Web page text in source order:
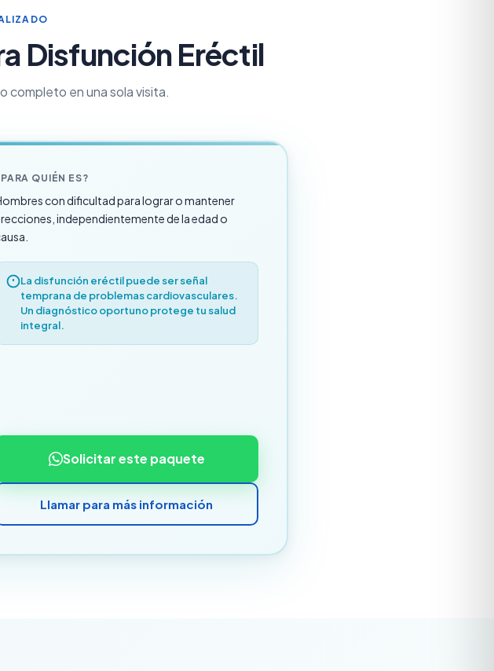
Disfunción Eréctil
completo en una sola visita.
QUIÉN ES?
con dificultad para lograr o mantener
independientemente de la edad o
La disfunción eréctil puede ser señal
temprana de problemas cardiovasculares.
Un diagnóstico oportuno protege tu salud
integral.
Solicitar este paquete
Llamar para más información